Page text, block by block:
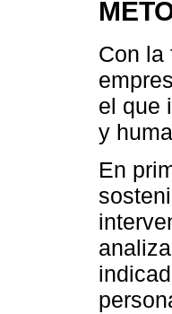
Con la
el que
y
En